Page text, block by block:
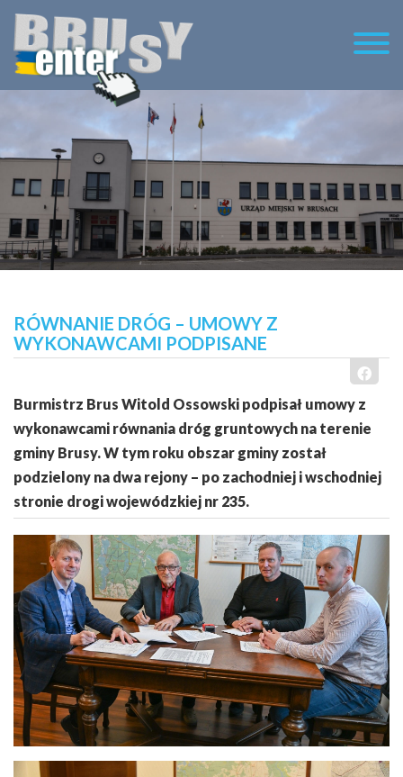
RÓWNANIE DRÓG – UMOWY Z
WYKONAWCAMI PODPISANE
Burmistrz Brus Witold Ossowski podpisał umowy z
wykonawcami równania dróg gruntowych na terenie
gminy Brusy. W tym roku obszar gminy został
podzielony na dwa rejony – po zachodniej i wschodniej
stronie drogi wojewódzkiej nr 235.